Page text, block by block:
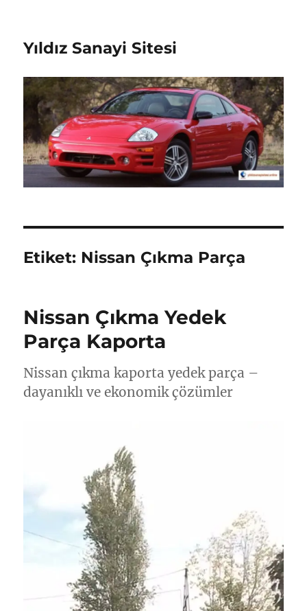
Yıldız Sanayi Sitesi
Etiket: Nissan Çıkma Parça
Nissan Çıkma Yedek
Parça Kaporta
Nissan çıkma kaporta yedek parça –
dayanıklı ve ekonomik çözümler